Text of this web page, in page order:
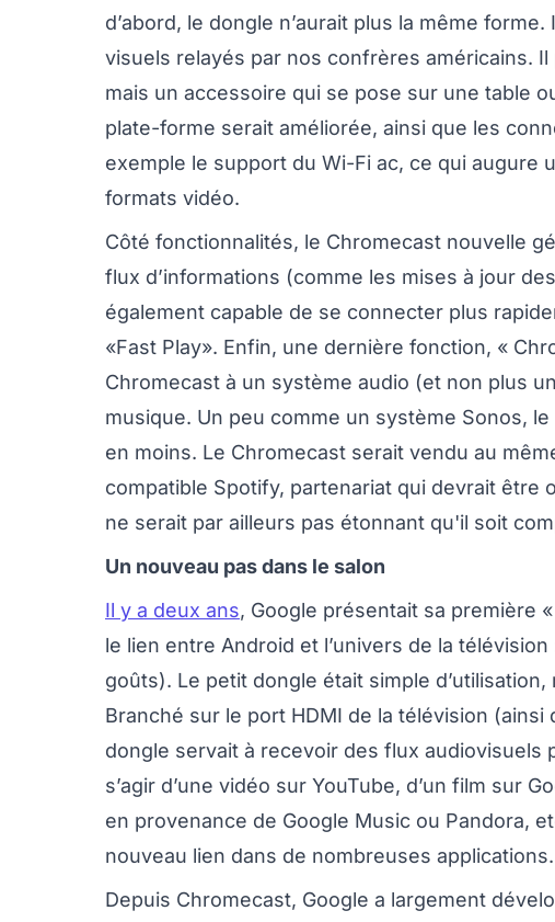
d’abord, le dongle n’aurait plus la même
visuels relayés par nos confrères américains.
mais un accessoire qui se pose sur une table
plate-forme serait améliorée, ainsi que les
exemple le support du Wi-Fi ac, ce qui augure
formats vidéo.
Côté fonctionnalités, le Chromecast nouvelle
flux d’informations (comme les mises à jour
également capable de se connecter plus
«Fast Play». Enfin, une dernière fonction, «
Chromecast à un système audio (et non plus
musique. Un peu comme un système Sonos,
en moins. Le Chromecast serait vendu au
compatible Spotify, partenariat qui devrait être
ne serait par ailleurs pas étonnant qu'il soit
Un nouveau pas dans le salon
Il y a deux ans, Google présentait sa première
le lien entre Android et l’univers de la
goûts). Le petit dongle était simple
Branché sur le port HDMI de la télévision (ainsi
dongle servait à recevoir des flux audiovisuels
s’agir d’une vidéo sur YouTube, d’un film sur
en provenance de Google Music ou Pandora,
nouveau lien dans de nombreuses
Depuis Chromecast, Google a largement